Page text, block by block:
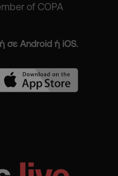
of COPA
σε Android ή iOS.